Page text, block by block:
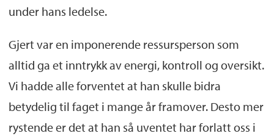
under hans ledelse.
Gjert var en imponerende ressursperson som
alltid ga et inntrykk av energi, kontroll og oversikt.
Vi hadde alle forventet at han skulle bidra
betydelig til faget i mange år framover. Desto mer
rystende er det at han så uventet har forlatt oss i